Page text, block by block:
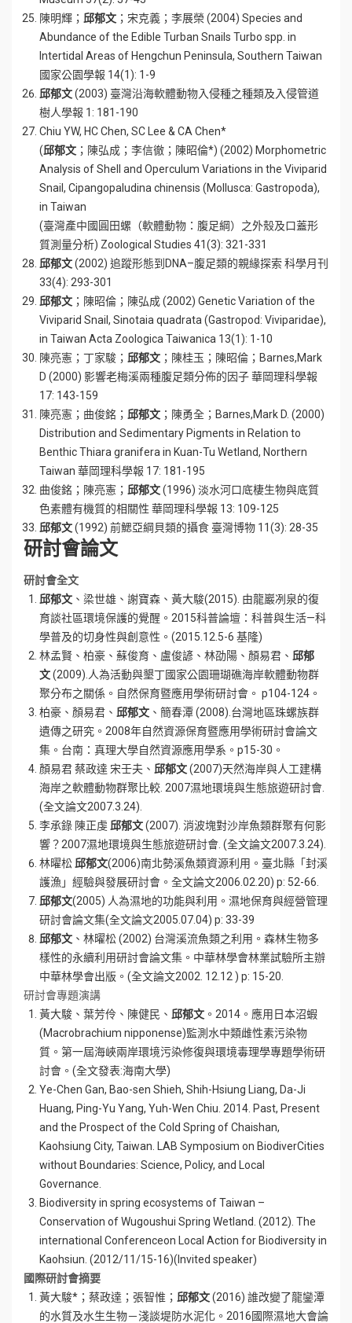
陳明輝； 邱郁文 ；宋克義；李展榮 (2004) Species and
Abundance of the Edible Turban Snails Turbo spp. in
Intertidal Areas of Hengchun Peninsula, Southern Taiwan
國家公園學報 14(1): 1-9
邱郁文(2003) 臺灣沿海軟體動物入侵種之種類及入侵管道
樹人學報 1: 181-190
Chiu YW, HC Chen, SC Lee & CA Chen*
( 邱郁文 ；陳弘成；李信徹；陳昭倫*) (2002) Morphometric
Analysis of Shell and Operculum Variations in the Viviparid
Snail, Cipangopaludina chinensis (Mollusca: Gastropoda),
in Taiwan
(臺灣產中國圓田螺（軟體動物：腹足綱）之外殼及口蓋形
質測量分析) Zoological Studies 41(3): 321-331
邱郁文(2002) 追蹤形態到DNA–腹足類的親緣探索 科學月刊
33(4): 293-301
邱郁文 ；陳昭倫；陳弘成 (2002) Genetic Variation of the
Viviparid Snail, Sinotaia quadrata (Gastropod: Viviparidae),
in Taiwan Acta Zoologica Taiwanica 13(1): 1-10
陳亮憲；丁家駿； 邱郁文 ；陳桂玉；陳昭倫；Barnes,Mark
D (2000) 影響老梅溪兩種腹足類分佈的因子 華岡理科學報
17: 143-159
陳亮憲；曲俊銘； 邱郁文 ；陳勇全；Barnes,Mark D. (2000)
Distribution and Sedimentary Pigments in Relation to
Benthic Thiara granifera in Kuan-Tu Wetland, Northern
Taiwan 華岡理科學報 17: 181-195
曲俊銘；陳亮憲； 邱郁文(1996) 淡水河口底棲生物與底質
色素體有機質的相關性 華岡理科學報 13: 109-125
邱郁文(1992) 前鰓亞綱貝類的攝食 臺灣博物 11(3): 28-35
研討會論文
研討會全文
邱郁文 、梁世雄、謝寶森、黃大駿(2015). 由龍巖冽泉的復
育談社區環境保護的覺醒。2015科普論壇：科普與生活—科
學普及的切身性與創意性。(2015.12.5-6 基隆)
林孟賢、柏豪、蘇俊育、盧俊諺、林劭陽、顏易君、 邱郁
文(2009).人為活動與墾丁國家公園珊瑚礁海岸軟體動物群
聚分布之關係。自然保育暨應用學術研討會。 p104-124。
柏豪、顏易君、 邱郁文 、簡春潭 (2008).台灣地區珠螺族群
遺傳之研究。2008年自然資源保育暨應用學術研討會論文
集。台南：真理大學自然資源應用學系。p15-30。
顏易君 蔡政達 宋壬夫、 邱郁文(2007)天然海岸與人工建構
海岸之軟體動物群聚比較. 2007濕地環境與生態旅遊研討會.
(全文論文2007.3.24).
李承錄 陳正虔 邱郁文(2007). 消波塊對沙岸魚類群聚有何影
響？2007濕地環境與生態旅遊研討會. (全文論文2007.3.24).
林曜松 邱郁文(2006)南北勢溪魚類資源利用。臺北縣「封溪
護漁」經驗與發展研討會。全文論文2006.02.20) p: 52-66.
邱郁文(2005) 人為濕地的功能與利用。濕地保育與經營管理
研討會論文集(全文論文2005.07.04) p: 33-39
邱郁文 、林曜松 (2002) 台灣溪流魚類之利用。森林生物多
樣性的永續利用研討會論文集。中華林學會林業試驗所主辦
中華林學會出版。(全文論文2002. 12.12 ) p: 15-20.
研討會專題演講
黃大駿、葉芳伶、陳健民、 邱郁文 。2014。應用日本沼蝦
(Macrobrachium nipponense)監測水中類雌性素污染物
質。第一屆海峽兩岸環境污染修復與環境毒理學專題學術研
討會。(全文發表:海南大學)
Ye-Chen Gan, Bao-sen Shieh, Shih-Hsiung Liang, Da-Ji
Huang, Ping-Yu Yang, Yuh-Wen Chiu. 2014. Past, Present
and the Prospect of the Cold Spring of Chaishan,
Kaohsiung City, Taiwan. LAB Symposium on BiodiverCities
without Boundaries: Science, Policy, and Local
Governance.
Biodiversity in spring ecosystems of Taiwan –
Conservation of Wugoushui Spring Wetland. (2012). The
international Conferenceon Local Action for Biodiversity in
Kaohsiun. (2012/11/15-16)(Invited speaker)
國際研討會摘要
黃大駿*；蔡政達；張智惟； 邱郁文(2016) 誰改變了龍鑾潭
的水質及水生生物－淺談堤防水泥化。2016國際濕地大會論